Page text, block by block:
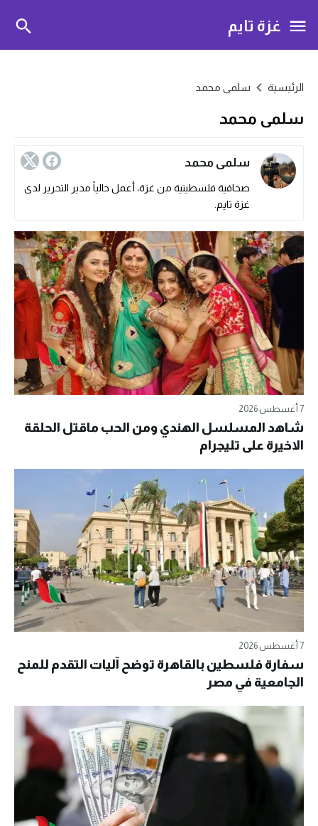
غزة تايم
الرئيسية سلمى محمد
سلمى محمد
سلمى محمد
صحافية فلسطينية من غزة، أعمل حالياً مدير التحرير لدى
غزة تايم.
7 أغسطس 2026
شاهد المسلسل الهندي ومن الحب ماقتل الحلقة
الاخيرة على تليجرام
7 أغسطس 2026
سفارة فلسطين بالقاهرة توضح آليات التقدم للمنح
الجامعية في مصر